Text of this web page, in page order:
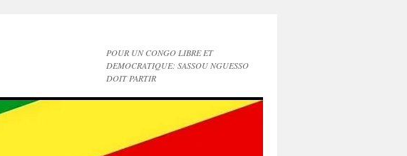
POUR UN CONGO LIBRE ET
DEMOCRATIQUE: SASSOU NGUESSO
DOIT PARTIR